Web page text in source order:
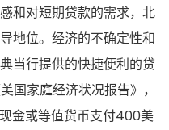
和对短期贷款的需求，北
地位。经济的不确定性和
当行提供的快捷便利的贷
国家庭经济状况报告》，
金或等值货币支付400美